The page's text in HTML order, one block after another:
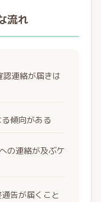
流れ
連絡が届きは
傾向がある
の連絡が及ぶケ
告が届くこと